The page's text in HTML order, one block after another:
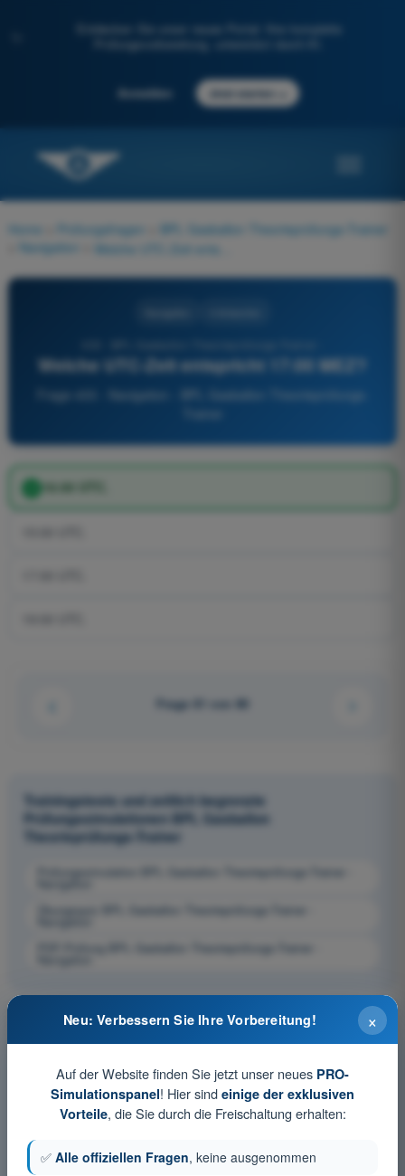
Entdecken Sie unser neues Portal: Ihre komplette
Prüfungsvorbereitung, unterstützt durch KI.
Anmelden Jetzt starten
Home Prüfungsfragen
BPL Gasballon Theorieprüfungs-Trainer
Navigation
Welche UTC-Zeit entspricht 17:00 MEZ?
Frage 433 - Navigation - BPL Gasballon Theorieprüfungs-
16:00 UTC.
Frage 61 von 80
Trainingstests und zeitlich begrenzte
Prüfungssimulationen BPL Gasballon
Theorieprüfungs-Trainer
Prüfungssimulation BPL Gasballon Theorieprüfungs-Trainer -
Übungsquiz BPL Gasballon Theorieprüfungs-Trainer -
PDF-Prüfung BPL Gasballon Theorieprüfungs-Trainer -
×
Neu: Verbessern Sie Ihre Vorbereitung!
Auf der Website finden Sie jetzt unser neues PRO-
Simulationspanel! Hier sind einige der exklusiven
Vorteile, die Sie durch die Freischaltung erhalten:
✅ Alle offiziellen Fragen, keine ausgenommen